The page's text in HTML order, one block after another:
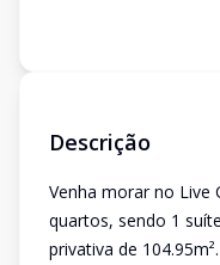
Descrição
Venha morar no Live
quartos, sendo 1
privativa de